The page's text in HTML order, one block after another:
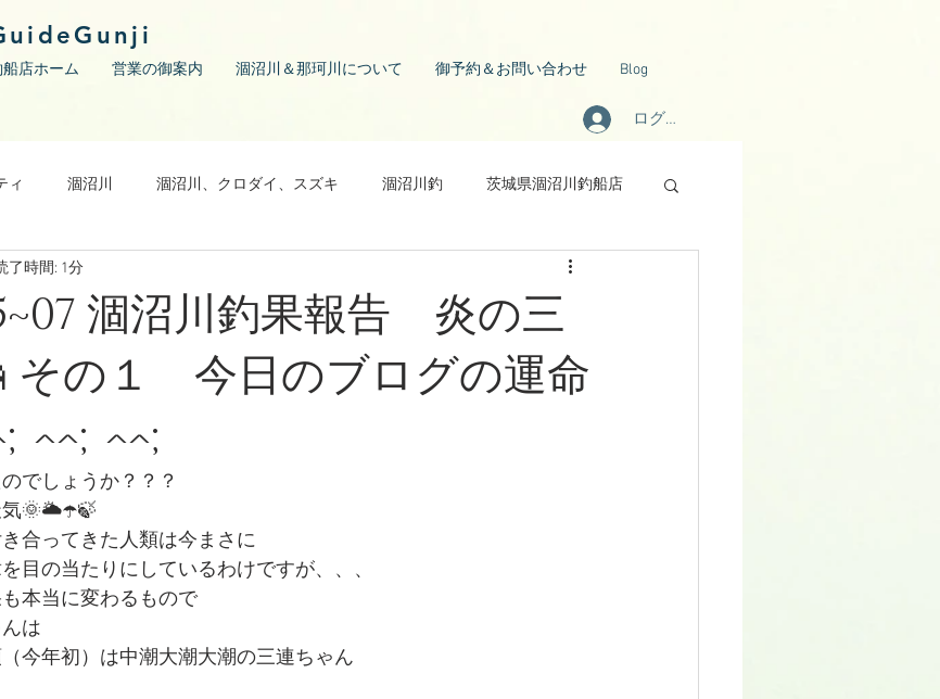
店ホーム 営業の御案内 涸沼川＆那珂川について 御予約＆お問い合わせ Blog
ログイン
ィ 涸沼川 涸沼川、クロダイ、スズキ 涸沼川釣 茨城県涸沼川釣船店
涸沼川釣果報告 炎の三
その１ 今日のブログの運命
了時間: 1分
でしょうか？？？
気🌞🌥☂️🍃
合ってきた人類は今まさに
目の当たりにしているわけですが、、、
本当に変わるもので
は
今年初）は中潮大潮大潮の三連ちゃん